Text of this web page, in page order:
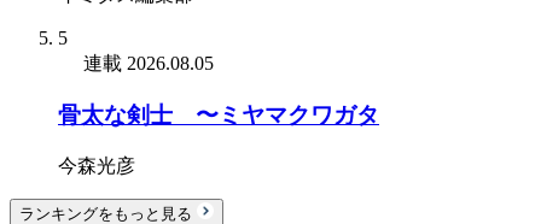
5
連載 2026.08.05
骨太な剣士 〜ミヤマクワガタ
今森光彦
ランキングをもっと見る